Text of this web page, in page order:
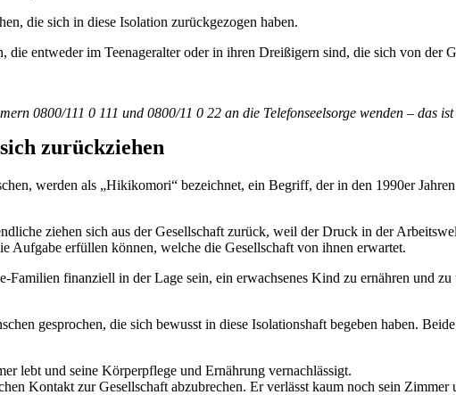
die sich in diese Isolation zurückgezogen haben.
entweder im Teenageralter oder in ihren Dreißigern sind, die sich von der
0800/111 0 111 und 0800/11 0 22 an die Telefonseelsorge wenden – das
zurückziehen
werden als „Hikikomori“ bezeichnet, ein Begriff, der in den 1990er
ziehen sich aus der Gesellschaft zurück, weil der Druck in der
Aufgabe erfüllen können, welche die Gesellschaft von ihnen erwartet.
Familien finanziell in der Lage sein, ein erwachsenes Kind zu ernähren und
gesprochen, die sich bewusst in diese Isolationshaft begeben haben.
lebt und seine Körperpflege und Ernährung vernachlässigt.
Kontakt zur Gesellschaft abzubrechen. Er verlässt kaum noch sein